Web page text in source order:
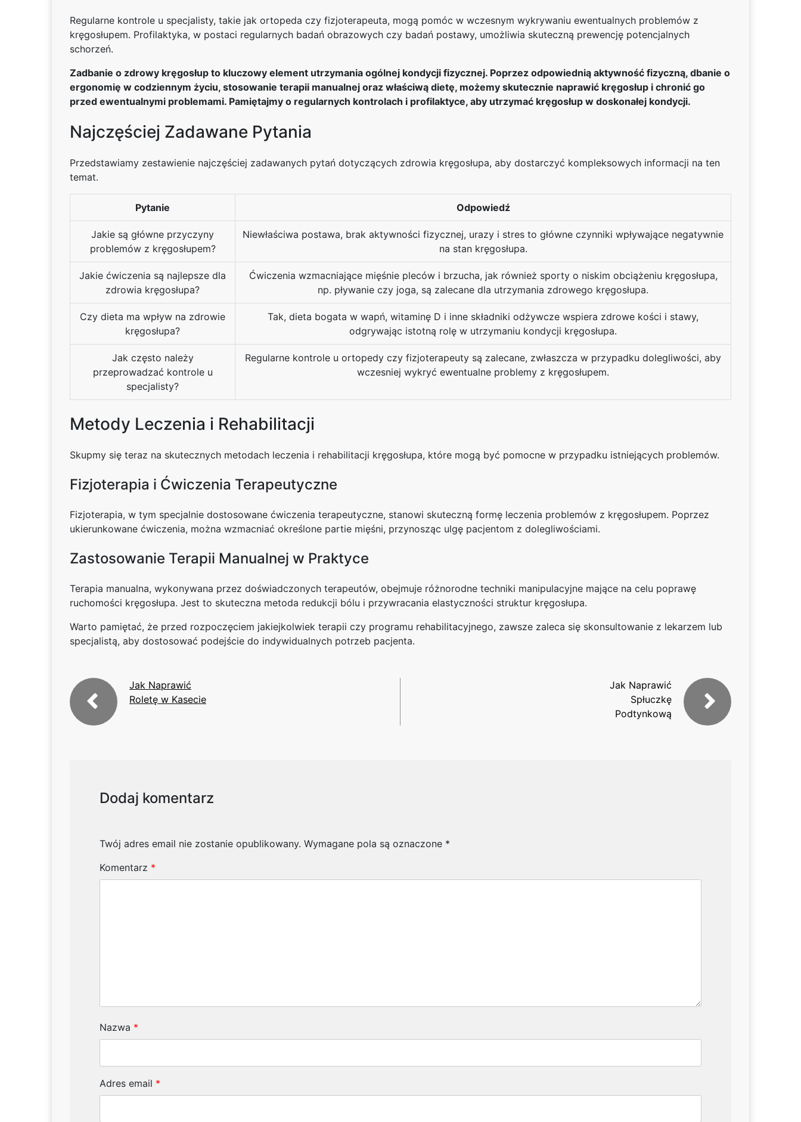
Regularne kontrole u specjalisty, takie jak ortopeda czy fizjoterapeuta, mogą pomóc w wczesnym wykrywaniu ewentualnych problemów z
kręgosłupem. Profilaktyka, w postaci regularnych badań obrazowych czy badań postawy, umożliwia skuteczną prewencję potencjalnych
schorzeń.
Zadbanie o zdrowy kręgosłup to kluczowy element utrzymania ogólnej kondycji fizycznej. Poprzez odpowiednią aktywność fizyczną, dbanie o
ergonomię w codziennym życiu, stosowanie terapii manualnej oraz właściwą dietę, możemy skutecznie naprawić kręgosłup i chronić go
przed ewentualnymi problemami. Pamiętajmy o regularnych kontrolach i profilaktyce, aby utrzymać kręgosłup w doskonałej kondycji.
Najczęściej Zadawane Pytania
Przedstawiamy zestawienie najczęściej zadawanych pytań dotyczących zdrowia kręgosłupa, aby dostarczyć kompleksowych informacji na ten
temat.
Pytanie Odpowiedź
Jakie są główne przyczyny
problemów z kręgosłupem?
Niewłaściwa postawa, brak aktywności fizycznej, urazy i stres to główne czynniki wpływające negatywnie
na stan kręgosłupa.
Jakie ćwiczenia są najlepsze dla
zdrowia kręgosłupa?
Ćwiczenia wzmacniające mięśnie pleców i brzucha, jak również sporty o niskim obciążeniu kręgosłupa,
np. pływanie czy joga, są zalecane dla utrzymania zdrowego kręgosłupa.
Czy dieta ma wpływ na zdrowie
kręgosłupa?
Tak, dieta bogata w wapń, witaminę D i inne składniki odżywcze wspiera zdrowe kości i stawy,
odgrywając istotną rolę w utrzymaniu kondycji kręgosłupa.
Jak często należy
przeprowadzać kontrole u
specjalisty?
Regularne kontrole u ortopedy czy fizjoterapeuty są zalecane, zwłaszcza w przypadku dolegliwości, aby
wczesniej wykryć ewentualne problemy z kręgosłupem.
Metody Leczenia i Rehabilitacji
Skupmy się teraz na skutecznych metodach leczenia i rehabilitacji kręgosłupa, które mogą być pomocne w przypadku istniejących problemów.
Fizjoterapia i Ćwiczenia Terapeutyczne
Fizjoterapia, w tym specjalnie dostosowane ćwiczenia terapeutyczne, stanowi skuteczną formę leczenia problemów z kręgosłupem. Poprzez
ukierunkowane ćwiczenia, można wzmacniać określone partie mięśni, przynosząc ulgę pacjentom z dolegliwościami.
Zastosowanie Terapii Manualnej w Praktyce
Terapia manualna, wykonywana przez doświadczonych terapeutów, obejmuje różnorodne techniki manipulacyjne mające na celu poprawę
ruchomości kręgosłupa. Jest to skuteczna metoda redukcji bólu i przywracania elastyczności struktur kręgosłupa.
Warto pamiętać, że przed rozpoczęciem jakiejkolwiek terapii czy programu rehabilitacyjnego, zawsze zaleca się skonsultowanie z lekarzem lub
specjalistą, aby dostosować podejście do indywidualnych potrzeb pacjenta.
Jak Naprawić
Roletę w Kasecie
Jak Naprawić
Spłuczkę
Podtynkową
Dodaj komentarz
Twój adres email nie zostanie opublikowany. Wymagane pola są oznaczone *
Komentarz *
Nazwa *
Adres email *